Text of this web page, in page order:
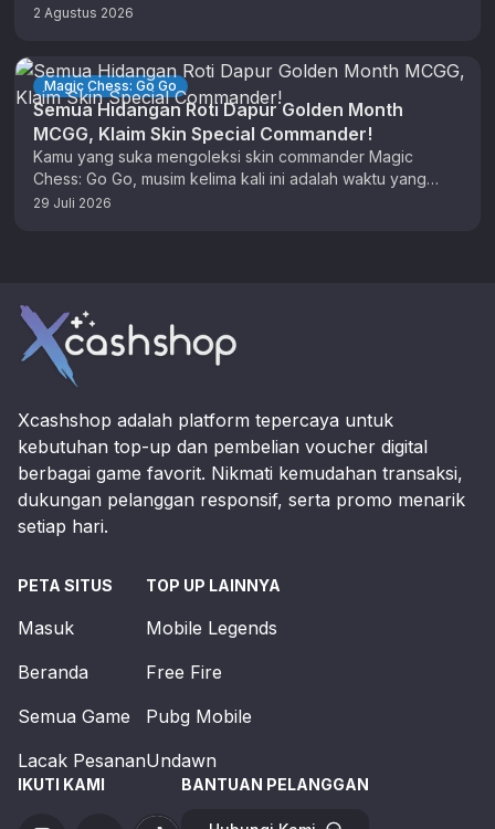
anda sudah tidak …
2 Agustus 2026
Magic Chess: Go Go
Semua Hidangan Roti Dapur Golden Month
MCGG, Klaim Skin Special Commander!
Kamu yang suka mengoleksi skin commander Magic
Chess: Go Go, musim kelima kali ini adalah waktu yang
tepat untuk berburu …
29 Juli 2026
Xcashshop adalah platform tepercaya untuk
kebutuhan top-up dan pembelian voucher digital
berbagai game favorit. Nikmati kemudahan transaksi,
dukungan pelanggan responsif, serta promo menarik
setiap hari.
PETA SITUS
Masuk
Beranda
Semua Game
Lacak Pesanan
TOP UP LAINNYA
Mobile Legends
Free Fire
Pubg Mobile
Undawn
IKUTI KAMI BANTUAN PELANGGAN